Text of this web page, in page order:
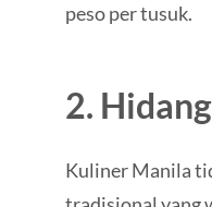
peso per tusuk.
2.
Kuliner Manila